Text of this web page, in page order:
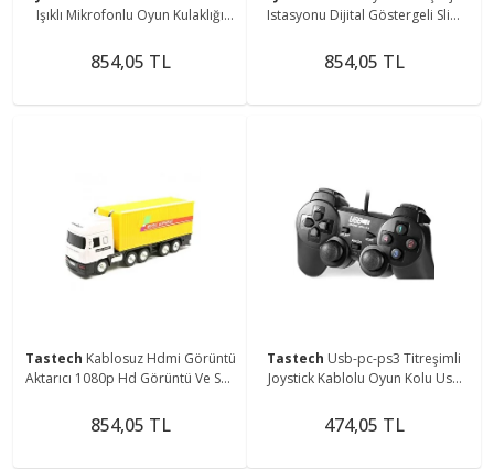
Işıklı Mikrofonlu Oyun Kulaklığı
854,05 TL
Istasyonu Dijital Göstergeli Slim
854,05 TL
Tastech Kablosuz Hdmi Görüntü
Aktarıcı 1080p Hd Görüntü Ve Ses
4
854,05 TL
Tastech Usb-pc-ps3 Titreşimli
Joystick Kablolu Oyun Kolu Usb
474,05 TL